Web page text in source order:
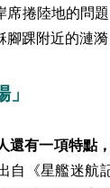
席捲陸地的問
腳踝附近的漣
還有一項特點
自《星艦迷航